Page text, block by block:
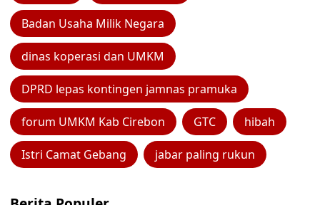
Badan Usaha Milik Negara
dinas koperasi dan UMKM
DPRD lepas kontingen jamnas pramuka
forum UMKM Kab Cirebon GTC hibah
Istri Camat Gebang jabar paling rukun